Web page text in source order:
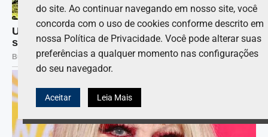
do site. Ao continuar navegando em nosso site, você
concorda com o uso de cookies conforme descrito em
nossa Política de Privacidade. Você pode alterar suas
preferências a qualquer momento nas configurações
do seu navegador.
Aceitar Leia Mais